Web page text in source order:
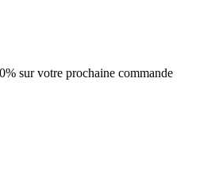
sur votre prochaine commande